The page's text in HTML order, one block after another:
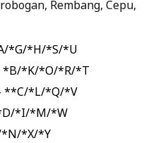
Rembang, Cepu,
*G/*H/*S/*U
*B/*K/*O/*R/*T
**C/*L/*Q/*V
*D/*I/*M/*W
*N/*X/*Y